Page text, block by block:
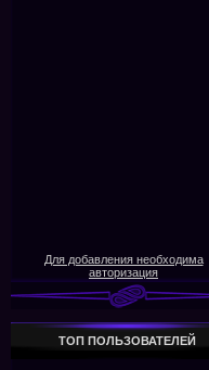
Для добавления необходима
авторизация
ТОП ПОЛЬЗОВАТЕЛЕЙ